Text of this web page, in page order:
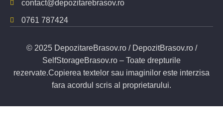
contact@depozitarebrasov.ro
0761 787424
© 2025 DepozitareBrasov.ro / DepozitBrasov.ro /
SelfStorageBrasov.ro – Toate drepturile
rezervate.Copierea textelor sau imaginilor este interzisa
fara acordul scris al proprietarului.